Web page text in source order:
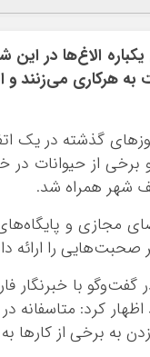
الاغ‌ها در
هرکاری می‌زنند و
روزهای گذشته در
و برخی از حیوانات
شهر همراه شد.
مجازی و
را ارائه
گفت‌و‌گو با خبرنگار
کرد: متاسفانه
به برخی از کار‌ها